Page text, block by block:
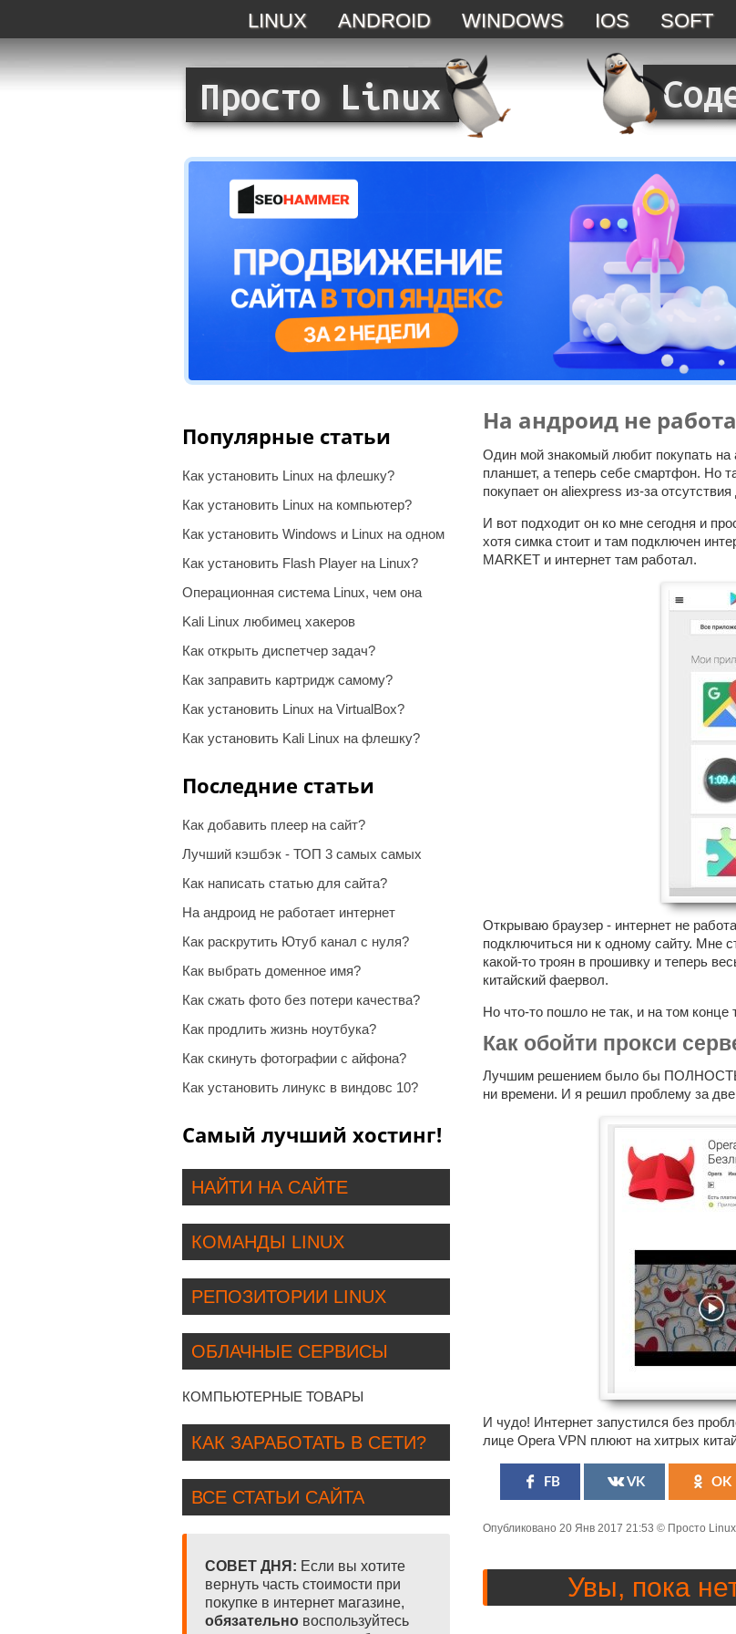
LINUX ANDROID WINDOWS IOS SOFT
На андроид не
Один мой знакомый любит покупать на
планшет, а теперь себе смартфон. Но
покупает он aliexpress из-за отсутствия
И вот подходит он ко мне сегодня и
хотя симка стоит и там подключен
MARKET и интернет там работал.
Открываю браузер - интернет не
подключиться ни к одному сайту. Мне
какой-то троян в прошивку и теперь
китайский фаервол.
Но что-то пошло не так, и на том конце
Как обойти прокси
Лучшим решением было бы
ни времени. И я решил проблему за
И чудо! Интернет запустился без
лице Opera VPN плюют на хитрых
FB VK OK
Опубликовано 20 Янв 2017 21:53 © Просто Linux
Увы, пока
Популярные статьи
Как установить Linux на флешку?
Как установить Linux на компьютер?
Как установить Windows и Linux на одном
Как установить Flash Player на Linux?
Операционная система Linux, чем она
Kali Linux любимец хакеров
Как открыть диспетчер задач?
Как заправить картридж самому?
Как установить Linux на VirtualBox?
Как установить Kali Linux на флешку?
Последние статьи
Как добавить плеер на сайт?
Лучший кэшбэк - ТОП 3 самых самых
Как написать статью для сайта?
На андроид не работает интернет
Как раскрутить Ютуб канал с нуля?
Как выбрать доменное имя?
Как сжать фото без потери качества?
Как продлить жизнь ноутбука?
Как скинуть фотографии с айфона?
Как установить линукс в виндовс 10?
Самый лучший хостинг!
НАЙТИ НА САЙТЕ
КОМАНДЫ LINUX
РЕПОЗИТОРИИ LINUX
ОБЛАЧНЫЕ СЕРВИСЫ
КОМПЬЮТЕРНЫЕ ТОВАРЫ
КАК ЗАРАБОТАТЬ В СЕТИ?
ВСЕ СТАТЬИ САЙТА
СОВЕТ ДНЯ: Если вы хотите
вернуть часть стоимости при
покупке в интернет магазине,
обязательно воспользуйтесь